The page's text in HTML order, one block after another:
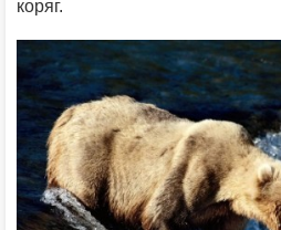
коряг.